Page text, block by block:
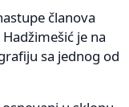
članova
je na
sa jednog od